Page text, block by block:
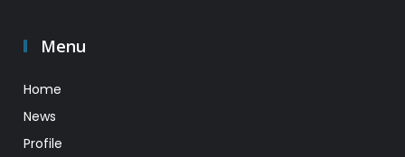
Menu
Home
News
Profile